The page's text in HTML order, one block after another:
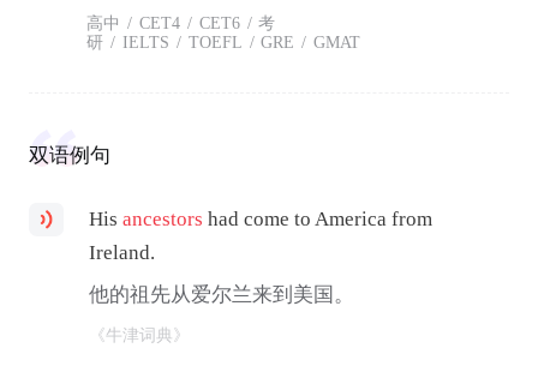
高中 / CET4 / CET6 / 考
研 / IELTS / TOEFL / GRE / GMAT
双语例句
Hisancestors had come to America from
Ireland.
他的祖先从爱尔兰来到美国。
《牛津词典》